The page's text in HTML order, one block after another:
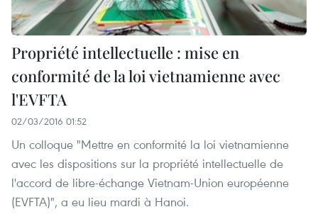
Propriété intellectuelle : mise en
conformité de la loi vietnamienne avec
l'EVFTA
02/03/2016 01:52
Un colloque ​"Mettre en conformité la loi vietnamienne
avec les dispositions sur la propriété intellectuelle de
l'accord de libre-échange Vietnam-Union européenne
(EVFTA)", a eu lieu mardi à Hanoi.